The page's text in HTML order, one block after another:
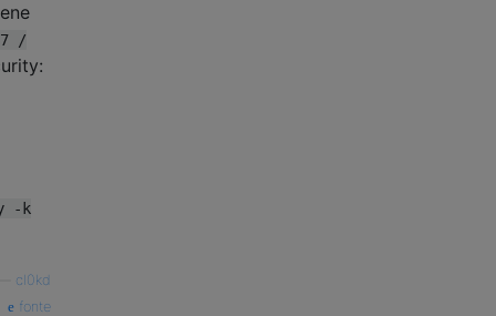
/
-k
cl0kd
fonte